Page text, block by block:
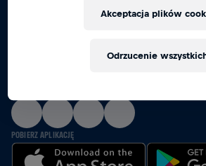
RAZEM BIEGNIEMY, JEDZIEMY NA
POBIERZ APLIKACJĘ
Odrzucenie
Akceptacja plików